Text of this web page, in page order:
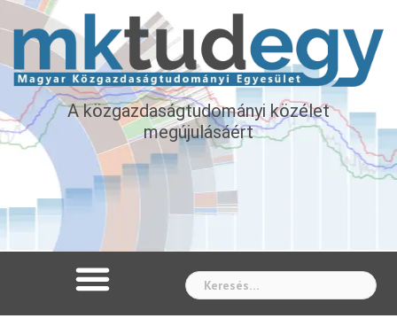
A közgazdaságtudományi közélet
megújulásáért